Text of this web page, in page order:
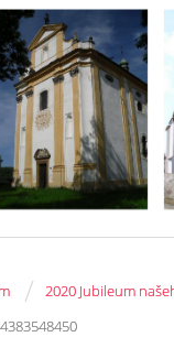
/ 2020 Jubileum